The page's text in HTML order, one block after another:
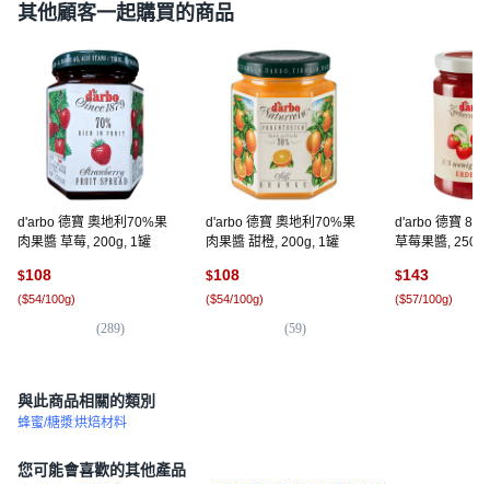
其他顧客一起購買的商品
d'arbo 德寶 奧地利70%果
肉果醬 草莓, 200g, 1罐
$108
($54/100g)
(289)
d'arbo 德寶 奧地利70%果
肉果醬 甜橙, 200g, 1罐
$108
($54/100g)
(59)
d'arbo 德寶
草莓果醬,
$143
($57/100g)
與此商品相關的類別
蜂蜜/糖漿烘焙材料
您可能會喜歡的其他產品